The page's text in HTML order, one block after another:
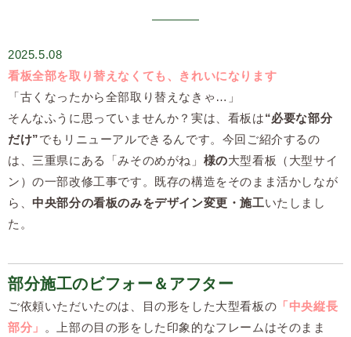
2025.5.08
看板全部を取り替えなくても、きれいになります
「古くなったから全部取り替えなきゃ…」
そんなふうに思っていませんか？実は、看板は“必要な部分
だけ”でもリニューアルできるんです。今回ご紹介するの
は、三重県にある「みそのめがね」 様の大型看板（大型サイ
ン）の一部改修工事です。既存の構造をそのまま活かしなが
ら、中央部分の看板のみをデザイン変更・施工いたしまし
た。
部分施工のビフォー＆アフター
ご依頼いただいたのは、目の形をした大型看板の 「中央縦長
部分」
。上部の目の形をした印象的なフレームはそのまま